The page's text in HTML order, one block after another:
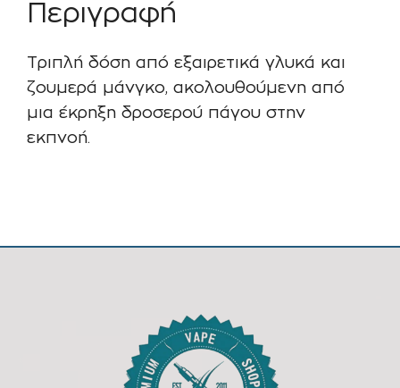
Περιγραφή
Τριπλή δόση από εξαιρετικά γλυκά και
ζουμερά μάνγκο, ακολουθούμενη από
μια έκρηξη δροσερού πάγου στην
εκπνοή.